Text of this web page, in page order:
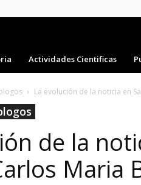
Actividades Cientificas
La evolución de la noticia en
de la
Maria